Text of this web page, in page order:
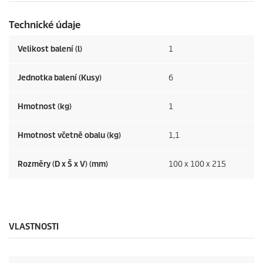
e
e
z
Technické údaje
Velikost balení (l) 1
Jednotka balení (Kusy) 6
Hmotnost (kg) 1
Hmotnost včetně obalu (kg) 1,1
Rozměry (D x Š x V) (mm) 100 x 100 x 215
VLASTNOSTI